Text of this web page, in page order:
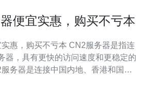
便宜实惠，购买不亏本
不亏本 CN2服务器是指连
器，具有更快的访问速度和更稳定的
务器是连接中国内地、香港和国际